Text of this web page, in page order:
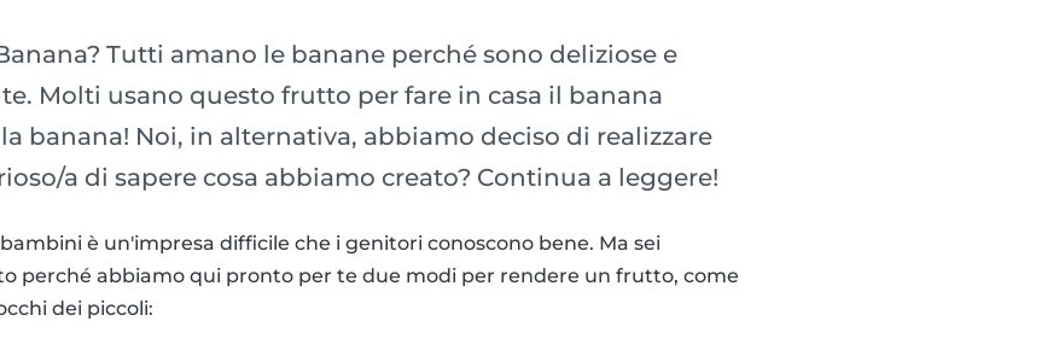
Tutti amano le banane perché sono deliziose e
Molti usano questo frutto per fare in casa il banana
banana! Noi, in alternativa, abbiamo deciso di realizzare
a di sapere cosa abbiamo creato? Continua a leggere!
è un'impresa difficile che i genitori conoscono bene. Ma sei
perché abbiamo qui pronto per te due modi per rendere un frutto, come
dei piccoli: